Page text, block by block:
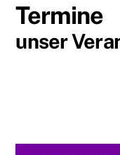
Termine
unser